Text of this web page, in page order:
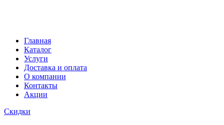
Главная
Каталог
Услуги
Доставка и оплата
О компании
Контакты
Акции
Скидки